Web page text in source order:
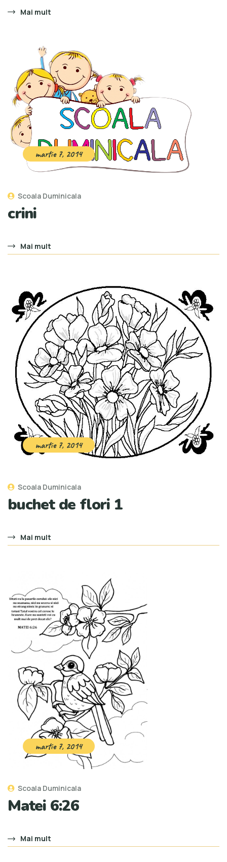
Mai mult
martie 7, 2014
Scoala Duminicala
crini
Mai mult
martie 7, 2014
Scoala Duminicala
buchet de flori 1
Mai mult
martie 7, 2014
Scoala Duminicala
Matei 6:26
Mai mult